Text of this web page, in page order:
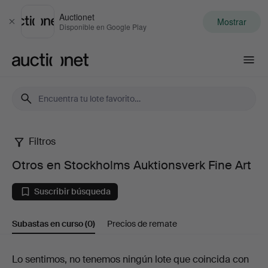
Cerrar
Auctionet
Disponible en Google Play Mostrar
Otros
en
Stockholms
Auktionsverk
Filtros
Otros en Stockholms Auktionsverk Fine Art
Suscribir búsqueda
Subastas en curso(0) Precios de remate
Subastas
Lo sentimos, no tenemos ningún lote que coincida con